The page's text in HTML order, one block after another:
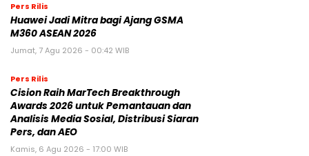
Pers Rilis
Huawei Jadi Mitra bagi Ajang GSMA
M360 ASEAN 2026
Jumat, 7 Agu 2026 - 00:42 WIB
Pers Rilis
Cision Raih MarTech Breakthrough
Awards 2026 untuk Pemantauan dan
Analisis Media Sosial, Distribusi Siaran
Pers, dan AEO
Kamis, 6 Agu 2026 - 17:00 WIB